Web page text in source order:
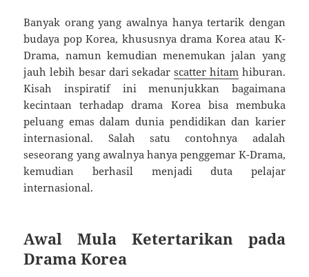
Banyak orang yang awalnya hanya tertarik dengan
budaya pop Korea, khususnya drama Korea atau K-
Drama, namun kemudian menemukan jalan yang
jauh lebih besar dari sekadarscatter hitam hiburan.
Kisah inspiratif ini menunjukkan bagaimana
kecintaan terhadap drama Korea bisa membuka
peluang emas dalam dunia pendidikan dan karier
internasional. Salah satu contohnya adalah
seseorang yang awalnya hanya penggemar K-Drama,
kemudian berhasil menjadi duta pelajar
internasional.
Awal Mula Ketertarikan pada
Drama Korea